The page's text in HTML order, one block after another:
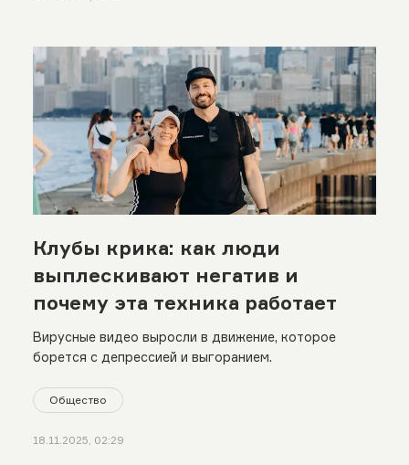
Клубы крика: как люди
выплескивают негатив и
почему эта техника работает
Вирусные видео выросли в движение, которое
борется с депрессией и выгоранием.
Общество
18.11.2025, 02:29